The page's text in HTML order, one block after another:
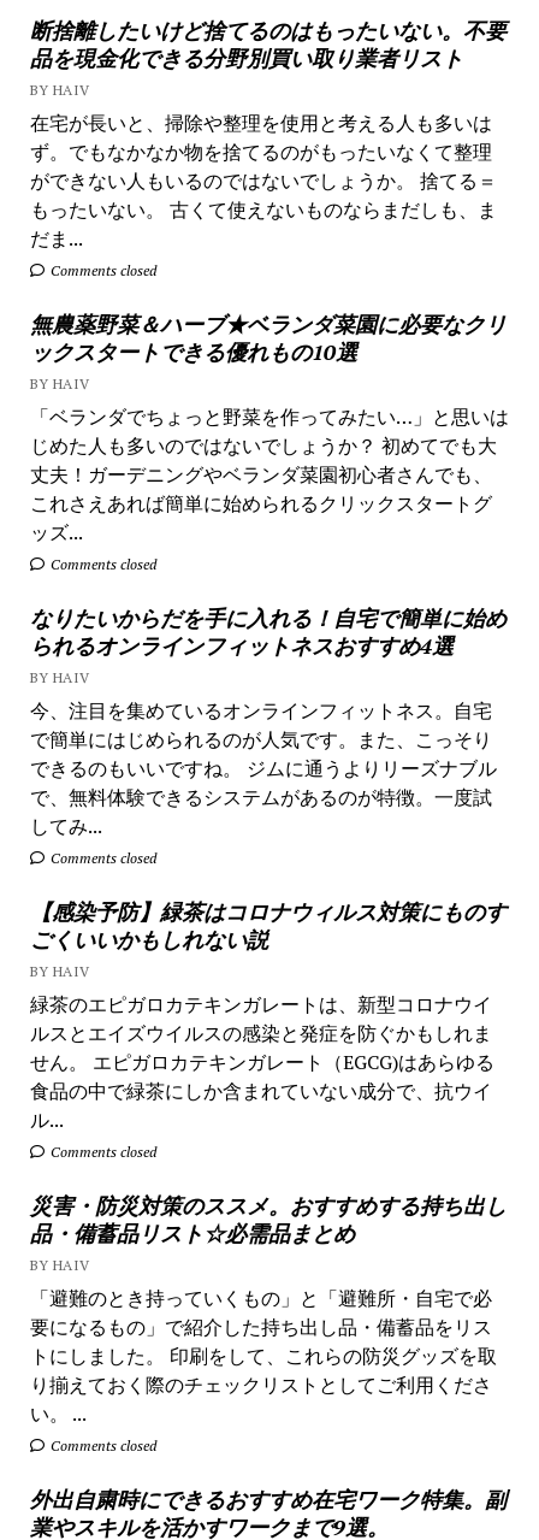
断捨離したいけど捨てるのはもったいない。不要
品を現金化できる分野別買い取り業者リスト
BY HAIV
在宅が長いと、掃除や整理を使用と考える人も多いは
ず。でもなかなか物を捨てるのがもったいなくて整理
ができない人もいるのではないでしょうか。 捨てる＝
もったいない。 古くて使えないものならまだしも、ま
だま...
Comments closed
無農薬野菜＆ハーブ★ベランダ菜園に必要なクリ
ックスタートできる優れもの10選
BY HAIV
「ベランダでちょっと野菜を作ってみたい…」と思いは
じめた人も多いのではないでしょうか？ 初めてでも大
丈夫！ガーデニングやベランダ菜園初心者さんでも、
これさえあれば簡単に始められるクリックスタートグ
ッズ...
Comments closed
なりたいからだを手に入れる！自宅で簡単に始め
られるオンラインフィットネスおすすめ4選
BY HAIV
今、注目を集めているオンラインフィットネス。自宅
で簡単にはじめられるのが人気です。また、こっそり
できるのもいいですね。 ジムに通うよりリーズナブル
で、無料体験できるシステムがあるのが特徴。一度試
してみ...
Comments closed
【感染予防】緑茶はコロナウィルス対策にものす
ごくいいかもしれない説
BY HAIV
緑茶のエピガロカテキンガレートは、新型コロナウイ
ルスとエイズウイルスの感染と発症を防ぐかもしれま
せん。 エピガロカテキンガレート（EGCG)はあらゆる
食品の中で緑茶にしか含まれていない成分で、抗ウイ
ル...
Comments closed
災害・防災対策のススメ。おすすめする持ち出し
品・備蓄品リスト☆必需品まとめ
BY HAIV
「避難のとき持っていくもの」と「避難所・自宅で必
要になるもの」で紹介した持ち出し品・備蓄品をリス
トにしました。 印刷をして、これらの防災グッズを取
り揃えておく際のチェックリストとしてご利用くださ
い。 ...
Comments closed
外出自粛時にできるおすすめ在宅ワーク特集。副
業やスキルを活かすワークまで9選。